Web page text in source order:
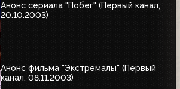
Анонс сериала "Побег" (Первый канал,
20.10.2003)
Анонс фильма "Экстремалы" (Первый
канал, 08.11.2003)